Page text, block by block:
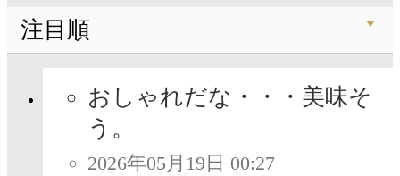
注目順
おしゃれだな・・・美味そ
う。
2026年05月19日 00:27